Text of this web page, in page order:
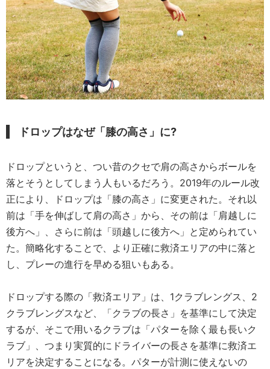
ドロップはなぜ「膝の高さ」に?
ドロップというと、つい昔のクセで肩の高さからボールを
落とそうとしてしまう人もいるだろう。2019年のルール改
正により、ドロップは「膝の高さ」に変更された。それ以
前は「手を伸ばして肩の高さ」から、その前は「肩越しに
後方へ」、さらに前は「頭越しに後方へ」と定められてい
た。簡略化することで、より正確に救済エリアの中に落と
し、プレーの進行を早める狙いもある。
ドロップする際の「救済エリア」は、1クラブレングス、2
クラブレングスなど、「クラブの長さ」を基準にして決定
するが、そこで用いるクラブは「パターを除く最も長いク
ラブ」、つまり実質的にドライバーの長さを基準に救済エ
リアを決定することになる。パターが計測に使えないの